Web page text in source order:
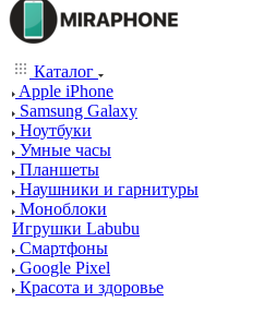
Каталог
Apple iPhone
Samsung Galaxy
Ноутбуки
Умные часы
Планшеты
Наушники и гарнитуры
Моноблоки
Игрушки Labubu
Смартфоны
Google Pixel
Красота и здоровье